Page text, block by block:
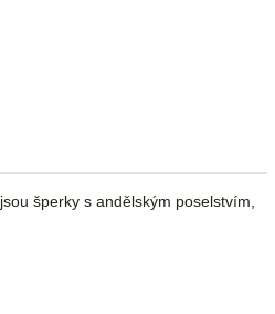
jsou šperky s andělským poselstvím,